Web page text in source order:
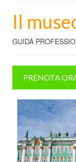
Il
GUIDA
PRENOTA